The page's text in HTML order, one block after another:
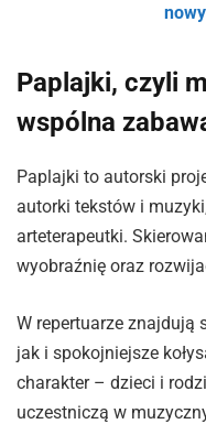
Paplajki, czyli
wspólna
Paplajki to autorski
autorki tekstów i
arteterapeutki.
wyobraźnię oraz
W repertuarze znajdują
jak i spokojniejsze
charakter – dzieci i
uczestniczą w